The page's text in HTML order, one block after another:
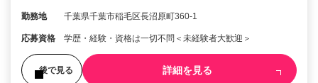
勤務地 千葉県千葉市稲毛区長沼原町360-1
応募資格 学歴・経験・資格は一切不問＜未経験者大歓迎＞
後で見る 詳細を見る